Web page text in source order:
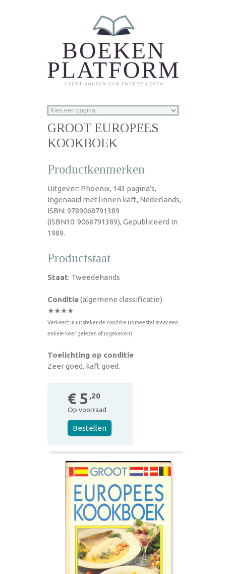
GROOT EUROPEES
KOOKBOEK
Productkenmerken
Uitgever: Phoenix, 143 pagina's,
Ingenaaid met linnen kaft, Nederlands,
ISBN: 9789068791389
(ISBN10: 9068791389), Gepubliceerd in
1989.
Productstaat
Staat: Tweedehands
Conditie(algemene classificatie)
★★★★
Verkeert in uitstekende conditie (is meestal maar een
enkele keer gelezen of ingekeken)
Toelichting op conditie
Zeer goed, kaft goed.
€ 5 ,20
Op voorraad
Bestellen